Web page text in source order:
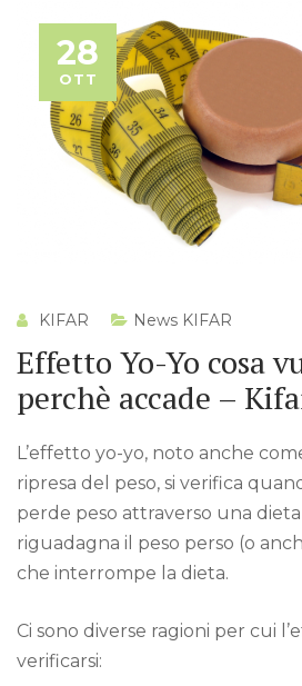
28
OTT
KIFAR News KIFAR
Effetto Yo-Yo cosa
perchè accade –
L’effetto yo-yo, noto anche
ripresa del peso, si verifica
perde peso attraverso una
riguadagna il peso perso (o
che interrompe la dieta.
Ci sono diverse ragioni per cui
verificarsi: